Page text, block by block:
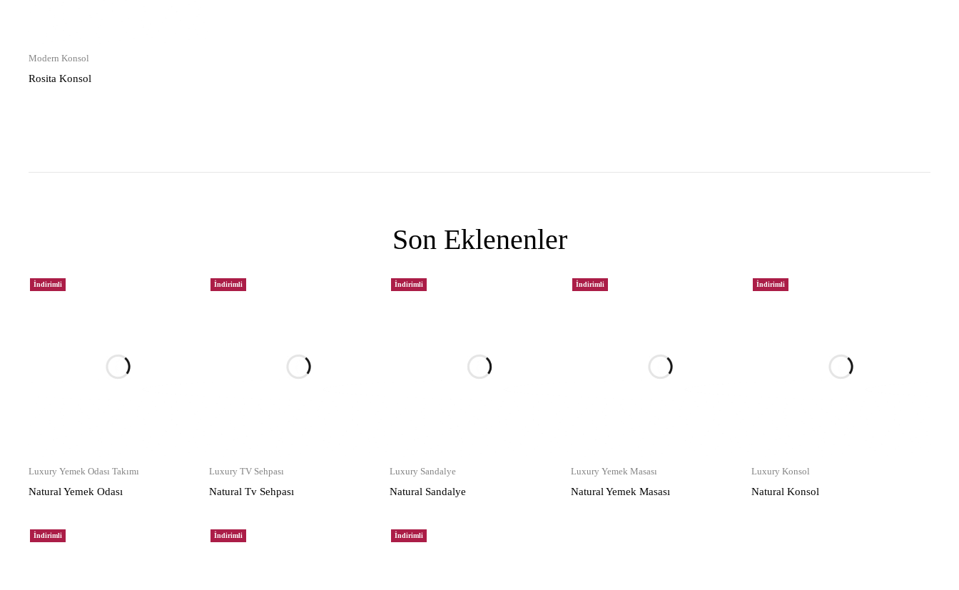
Modern Konsol
Rosita Konsol
Son Eklenenler
İndirimli
Luxury Yemek Odası Takımı
Natural Yemek Odası
İndirimli
Luxury TV Sehpası
Natural Tv Sehpası
İndirimli
Luxury Sandalye
Natural Sandalye
İndirimli
Luxury Yemek Masası
Natural Yemek Masası
İndirimli
Luxury Konsol
Natural Konsol
İndirimli İndirimli İndirimli